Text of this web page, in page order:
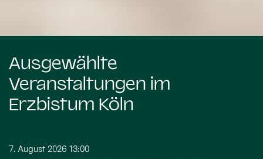
Ausgewählte
Veranstaltungen im
Erzbistum Köln
7. August 2026 13:00